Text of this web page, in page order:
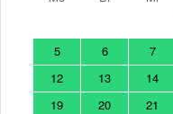
5
6 7
12
13 14
19
20 21